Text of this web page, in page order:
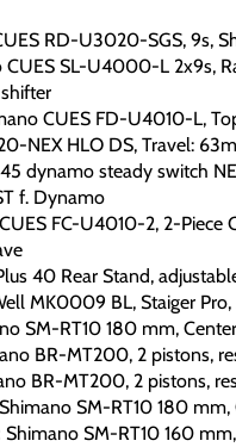
RD-U3020-SGS, 9s,
CUES SL-U4000-L 2x9s,
CUES FD-U4010-L,
NEX HLO DS, Travel:
dynamo steady switch
f. Dynamo
FC-U4010-2, 2-Piece
40 Rear Stand,
MK0009 BL, Staiger Pro,
SM-RT10 180 mm,
BR-MT200, 2 pistons,
BR-MT200, 2 pistons,
Shimano SM-RT10 180 mm,
Shimano SM-RT10 160